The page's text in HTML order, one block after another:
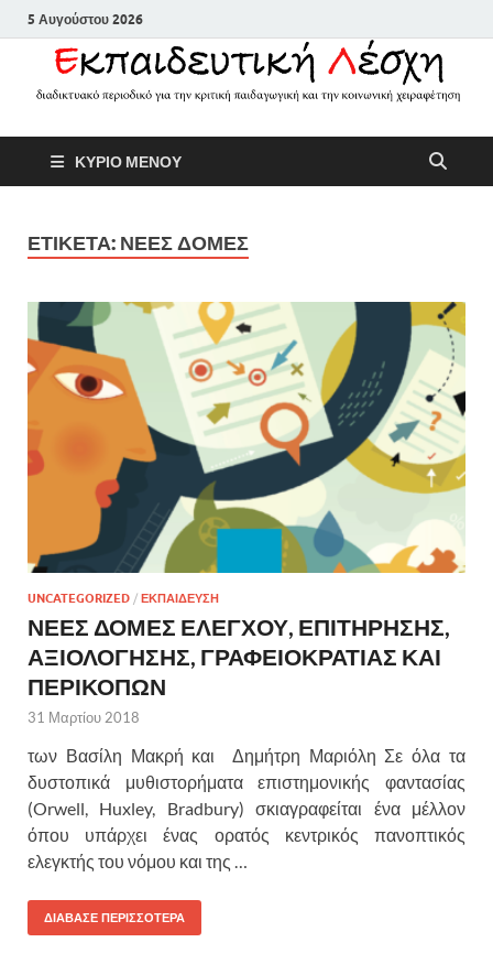
5 Αυγούστου 2026
κριτική παιδαγωγική και την
κοινωνική χειραφέτηση
ΚΥΡΙΟ ΜΕΝΟΥ
ΕΤΙΚΕΤΑ: ΝΕΕΣ ΔΟΜΕΣ
UNCATEGORIZED / ΕΚΠΑΙΔΕΥΣΗ
ΝΕΕΣ ΔΟΜΕΣ ΕΛΕΓΧΟΥ, ΕΠΙΤΗΡΗΣΗΣ,
ΑΞΙΟΛΟΓΗΣΗΣ, ΓΡΑΦΕΙΟΚΡΑΤΙΑΣ ΚΑΙ
ΠΕΡΙΚΟΠΩΝ
31 Μαρτίου 2018
των Βασίλη Μακρή και Δημήτρη Μαριόλη Σε όλα τα
δυστοπικά μυθιστορήματα επιστημονικής φαντασίας
(Orwell, Huxley, Bradbury) σκιαγραφείται ένα μέλλον
όπου υπάρχει ένας ορατός κεντρικός πανοπτικός
ελεγκτής του νόμου και της …
ΔΙΑΒΑΣΕ ΠΕΡΙΣΣΟΤΕΡΑ